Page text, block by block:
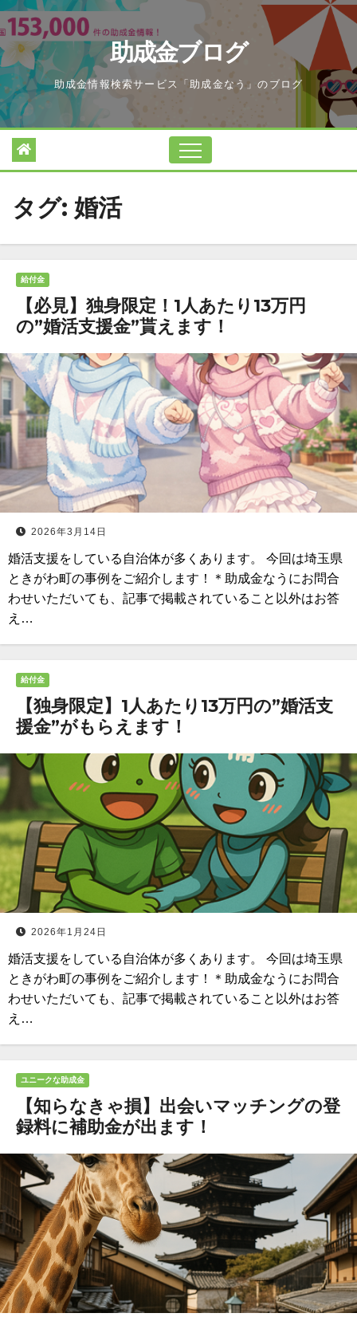
Skip
to
content
助成金ブログ
助成金情報検索サービス「助成金なう」のブログ
タグ: 婚活
給付金
【必見】独身限定！1人あたり13万円
の”婚活支援金”貰えます！
2026年3月14日
婚活支援をしている自治体が多くあります。 今回は埼玉県
ときがわ町の事例をご紹介します！＊助成金なうにお問合
わせいただいても、記事で掲載されていること以外はお答
え…
給付金
【独身限定】1人あたり13万円の”婚活支
援金”がもらえます！
2026年1月24日
婚活支援をしている自治体が多くあります。 今回は埼玉県
ときがわ町の事例をご紹介します！＊助成金なうにお問合
わせいただいても、記事で掲載されていること以外はお答
え…
ユニークな助成金
【知らなきゃ損】出会いマッチングの登
録料に補助金が出ます！